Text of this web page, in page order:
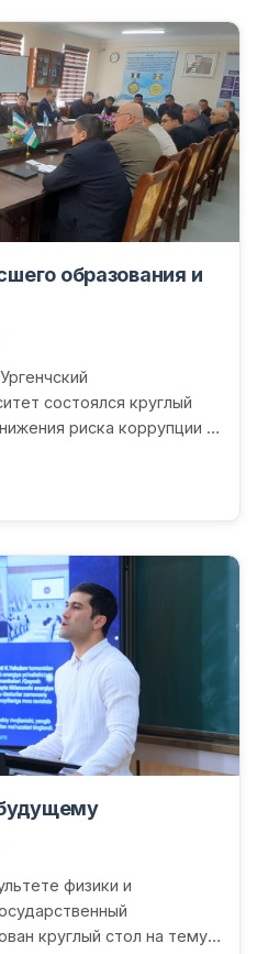
образования и
состоялся круглый
риска коррупции в
мах...
физики и
круглый стол на тему